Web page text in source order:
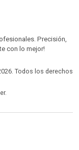
Precisión,
con lo mejor!
Todos los derechos
.